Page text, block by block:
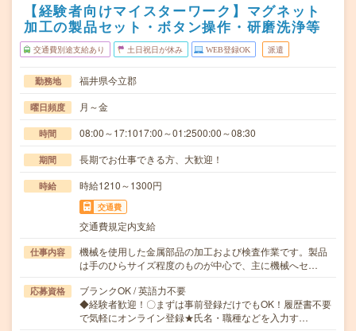
【経験者向けマイスターワーク】マグネット
加工の製品セット・ボタン操作・研磨洗浄等
交通費別途支給あり 土日祝日が休み WEB登録OK 派遣
勤務地 福井県今立郡
曜日頻度 月～金
時間 08:00～17:1017:00～01:2500:00～08:30
期間 長期でお仕事できる方、大歓迎！
時給 時給1210～1300円
交通費
交通費規定内支給
仕事内容
機械を使用した金属部品の加工および検査作業です。製品
は手のひらサイズ程度のものが中心で、主に機械へセ…
応募資格
ブランクOK / 英語力不要
◆経験者歓迎！〇まずは事前登録だけでもOK！履歴書不要
で気軽にオンライン登録★氏名・職種などを入力す…